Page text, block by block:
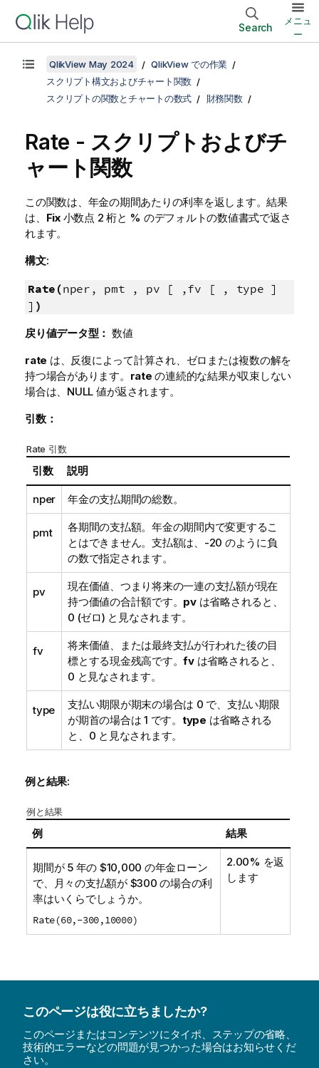
Search
メニュ
ー
QlikView May 2024
QlikView での作業
スクリプト構文およびチャート関数
スクリプトの関数とチャートの数式
財務関数
Rate - スクリプトおよびチ
ャート関数
この関数は、年金の期間あたりの利率を返します。結果
は、 Fix小数点 2 桁と % のデフォルトの数値書式で返さ
れます。
構文:
Rate(nper, pmt , pv [ ,fv [ , type ]
] )
戻り値データ型： 数値
rate は、反復によって計算され、ゼロまたは複数の解を
持つ場合があります。 rate の連続的な結果が収束しない
場合は、 NULL 値が返されます。
引数：
Rate 引数
引数 説明
nper 年金の支払期間の総数。
pmt
各期間の支払額。年金の期間内で変更するこ
とはできません。支払額は、-20 のように負
の数で指定されます。
pv
現在価値、つまり将来の一連の支払額が現在
持つ価値の合計額です。 pvは省略されると、
0 (ゼロ) と見なされます。
fv
将来価値、または最終支払が行われた後の目
標とする現金残高です。fvは省略されると、
0 と見なされます。
type
支払い期限が期末の場合は 0 で、支払い期限
が期首の場合は 1 です。 type は省略される
と、0 と見なされます。
例と結果:
例と結果
例 結果
期間が 5 年の $10,000 の年金ローン
で、月々の支払額が $300 の場合の利
率はいくらでしょうか。
Rate(60,-300,10000)
2.00% を返
します
このページは役に立ちましたか?
このページまたはコンテンツにタイポ、ステップの省略、
技術的エラーなどの問題が見つかった場合はお知らせくだ
さい。